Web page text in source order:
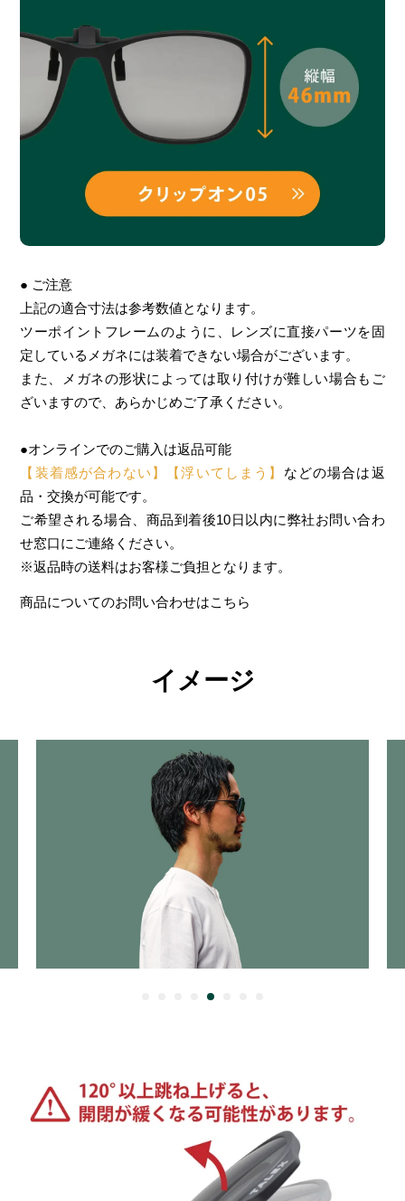
● ご注意
上記の適合寸法は参考数値となります。
ツーポイントフレームのように、レンズに直接パーツを固
定しているメガネには装着できない場合がございます。
また、メガネの形状によっては取り付けが難しい場合もご
ざいますので、あらかじめご了承ください。
●オンラインでのご購入は返品可能
【装着感が合わない】【浮いてしまう】 などの場合は返
品・交換が可能です。
ご希望される場合、商品到着後10日以内に弊社お問い合わ
せ窓口にご連絡ください。
※返品時の送料はお客様ご負担となります。
商品についてのお問い合わせはこちら
イメージ